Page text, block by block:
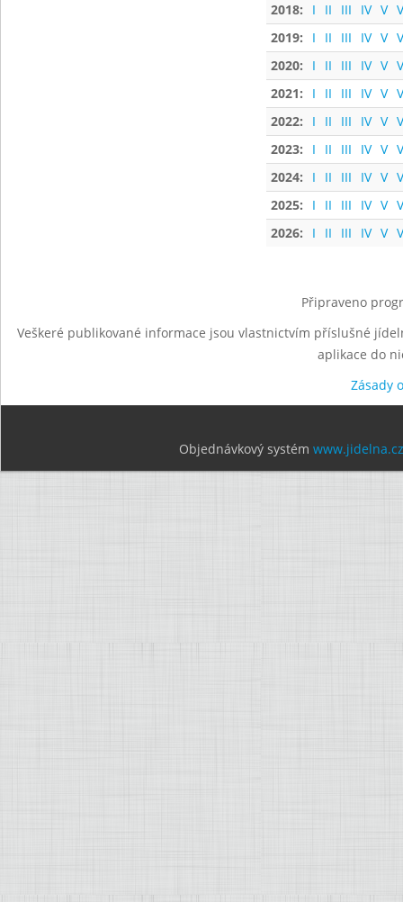
2018:
I II III IV V
2019:
I II III IV V
2020:
I II III IV V
2021:
I II III IV V
2022:
I II III IV V
2023:
I II III IV V
2024:
I II III IV V
2025:
I II III IV V
2026:
I II III IV V
Připraveno
Veškeré publikované informace jsou vlastnictvím příslušné
aplikace do
Zásady
Objednávkový systém www.jidelna.cz